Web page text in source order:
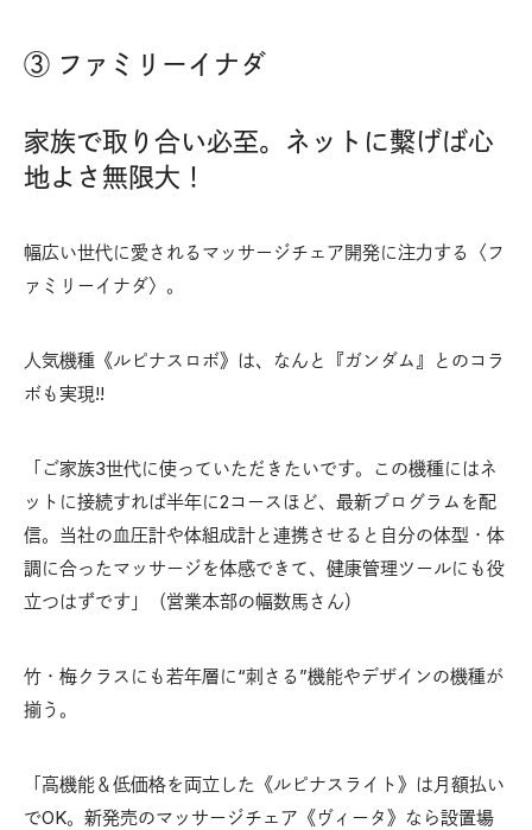
③ ファミリーイナダ
家族で取り合い必至。ネットに繫げば心
地よさ無限大！
幅広い世代に愛されるマッサージチェア開発に注力する〈フ
ァミリーイナダ〉。
人気機種《ルピナスロボ》は、なんと『ガンダム』とのコラ
ボも実現!!
「ご家族3世代に使っていただきたいです。この機種にはネ
ットに接続すれば半年に2コースほど、最新プログラムを配
信。当社の血圧計や体組成計と連携させると自分の体型・体
調に合ったマッサージを体感できて、健康管理ツールにも役
立つはずです」（営業本部の幅数馬さん）
竹・梅クラスにも若年層に“刺さる”機能やデザインの機種が
揃う。
「高機能＆低価格を両立した《ルピナスライト》は月額払い
でOK。新発売のマッサージチェア《ヴィータ》なら設置場